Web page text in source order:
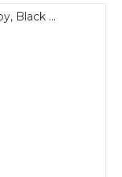
Black ...